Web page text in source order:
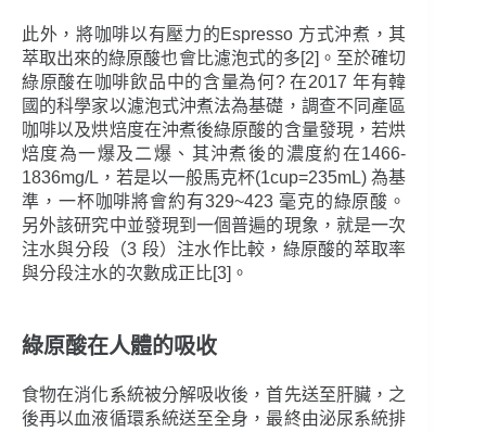
此外，將咖啡以有壓力的Espresso 方式沖煮，其
萃取出來的綠原酸也會比濾泡式的多[2]。至於確切
綠原酸在咖啡飲品中的含量為何? 在2017 年有韓
國的科學家以濾泡式沖煮法為基礎，調查不同產區
咖啡以及烘焙度在沖煮後綠原酸的含量發現，若烘
焙度為一爆及二爆、其沖煮後的濃度約在1466-
1836mg/L，若是以一般馬克杯(1cup=235mL) 為基
準，一杯咖啡將會約有329~423 毫克的綠原酸。
另外該研究中並發現到一個普遍的現象，就是一次
注水與分段（3 段）注水作比較，綠原酸的萃取率
與分段注水的次數成正比[3]。
綠原酸在人體的吸收
食物在消化系統被分解吸收後，首先送至肝臟，之
後再以血液循環系統送至全身，最終由泌尿系統排